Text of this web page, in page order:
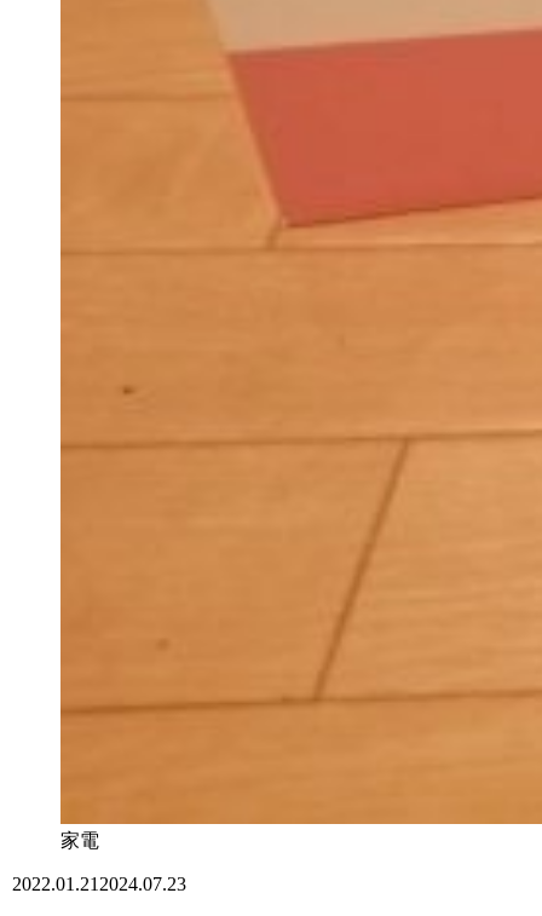
家電
2022.01.21 2024.07.23